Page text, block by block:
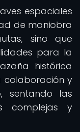
espaciales
de maniobra
sino que
para la
histórica
colaboración y
sentando las
complejas y